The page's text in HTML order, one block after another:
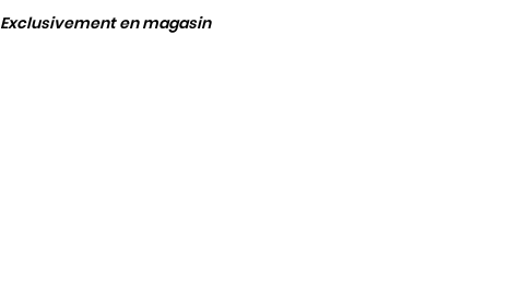
Exclusivement en magasin